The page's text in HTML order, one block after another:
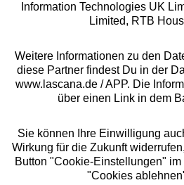
** Bonität vorausgesetzt, berechtigt zur
Information Technologies UK
Limited, RTB
Weitere Informationen zu den
diese Partner findest Du in der
www.lascana.de / APP. Die
über einen Link in dem
Sie können Ihre Einwilligung
Wirkung für die Zukunft
Button "Cookie-Einstellungen"
"Cookies